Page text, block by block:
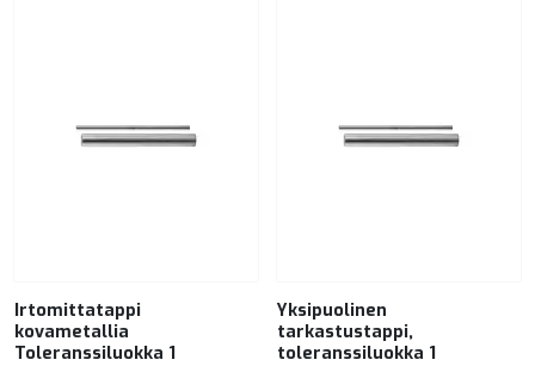
Irtomittatappi
kovametallia
Toleranssiluokka 1
Yksipuolinen
tarkastustappi,
toleranssiluokka 1